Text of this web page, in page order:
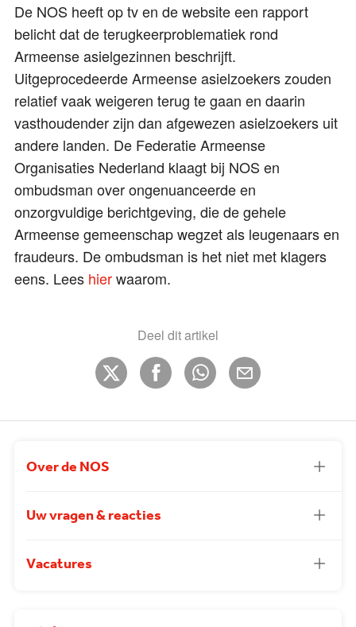
De NOS heeft op tv en de website een rapport
belicht dat de terugkeerproblematiek rond
Armeense asielgezinnen beschrijft.
Uitgeprocedeerde Armeense asielzoekers zouden
relatief vaak weigeren terug te gaan en daarin
vasthoudender zijn dan afgewezen asielzoekers uit
andere landen. De Federatie Armeense
Organisaties Nederland klaagt bij NOS en
ombudsman over ongenuanceerde en
onzorgvuldige berichtgeving, die de gehele
Armeense gemeenschap wegzet als leugenaars en
fraudeurs. De ombudsman is het niet met klagers
eens. Lees hierwaarom.
Deel dit artikel
Over de NOS
Uw vragen & reacties
Vacatures